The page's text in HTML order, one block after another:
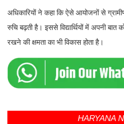
अधिकारियों ने कहा कि ऐसे आयोजनों से
रुचि बढ़ती है। इससे विद्यार्थियों में अपनी
रखने की क्षमता का भी विकास होता है।
HARYANA